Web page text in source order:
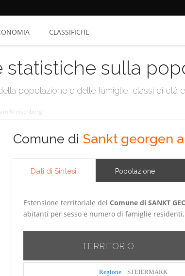
CLASSIFICHE
statistiche sulla
popolazione e delle famiglie, classi di età
Kreischberg
Comune di Sankt georgen
Dati di Sintesi Popolazione
Estensione territoriale del Comune di SANKT
abitanti per sesso e numero di famiglie
TERRITORIO
Regione STEIERMARK